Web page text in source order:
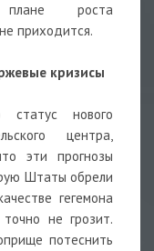
роста
приходится.
кризисы
нового
центра,
эти прогнозы
Штаты обрели
гегемона
не грозит.
потеснить